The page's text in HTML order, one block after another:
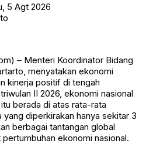
5 Agt 2026
– Menteri Koordinator Bidang
menyatakan ekonomi
kinerja positif di tengah
II 2026, ekonomi nasional
berada di atas rata-rata
diperkirakan hanya sekitar 3
berbagai tantangan global
ekonomi nasional.